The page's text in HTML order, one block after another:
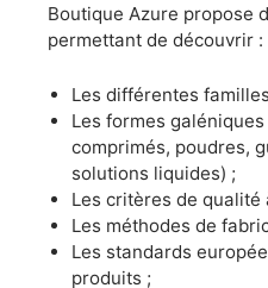
Boutique Azure propose
permettant de découvrir :
Les différentes
Les formes
comprimés, poudres,
solutions liquides) ;
Les critères de qualité
Les méthodes de
Les standards
produits ;